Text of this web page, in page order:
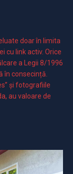
doar în limita
cu link activ. Orice
a Legii 8/1996
în consecință.
și fotografiile
au valoare de